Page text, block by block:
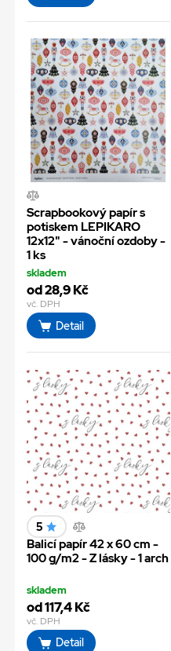
Scrapbookový papír s
potiskem LEPIKARO
12x12" - vánoční ozdoby -
1 ks
skladem
od 28,9 Kč
vč. DPH
Detail
5
Balicí papír 42 x 60 cm -
100 g/m2 - Z lásky - 1 arch
skladem
od 117,4 Kč
vč. DPH
Detail